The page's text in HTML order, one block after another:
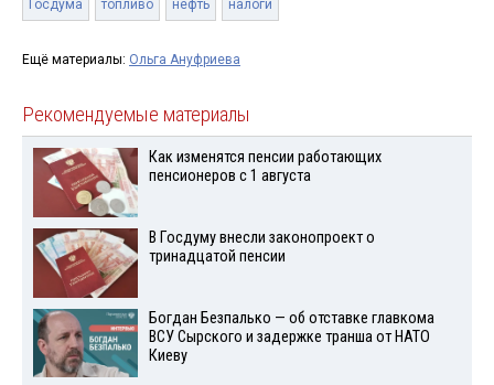
Госдума топливо нефть налоги
Ещё материалы: Ольга Ануфриева
Рекомендуемые материалы
Как изменятся пенсии работающих
пенсионеров с 1 августа
В Госдуму внесли законопроект о
тринадцатой пенсии
Богдан Безпалько — об отставке главкома
ВСУ Сырского и задержке транша от НАТО
Киеву